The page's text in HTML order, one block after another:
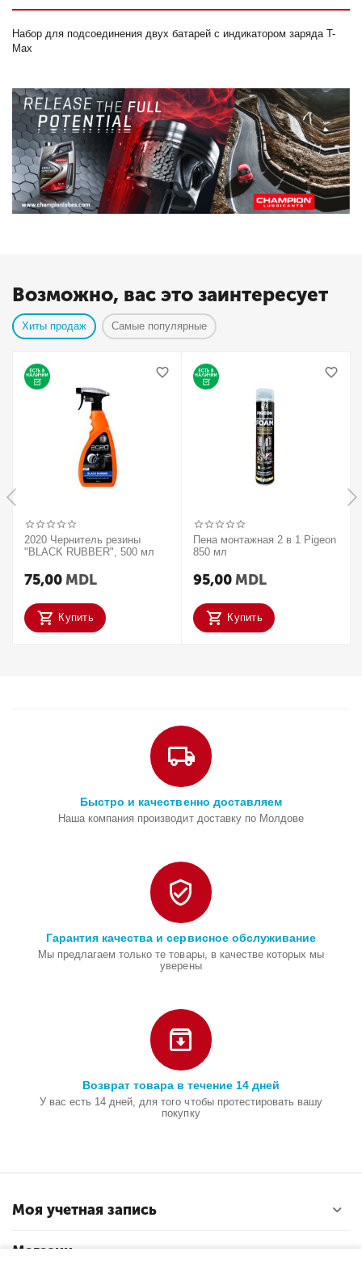
Набор для подсоединения двух батарей с индикатором заряда T-
Max
Возможно, вас это заинтересует
Хиты продаж Самые популярные
2020 Чернитель резины
"BLACK RUBBER", 500 мл
75,00 MDL
Купить
Пена монтажная 2 в 1 Pigeon
850 мл
95,00 MDL
Купить
Быстро и качественно доставляем
Наша компания производит доставку по Молдове
Гарантия качества и сервисное обслуживание
Мы предлагаем только те товары, в качестве которых мы
уверены
Возврат товара в течение 14 дней
У вас есть 14 дней, для того чтобы протестировать вашу
покупку
Моя учетная запись
Магазин